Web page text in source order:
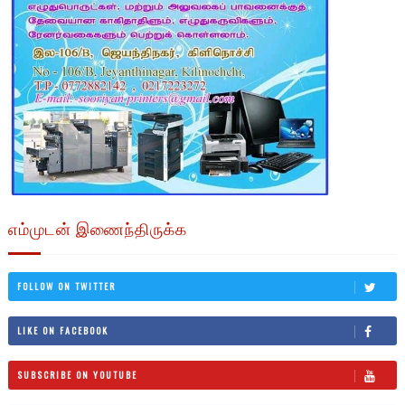
எம்முடன் இணைந்திருக்க
FOLLOW ON TWITTER
LIKE ON FACEBOOK
SUBSCRIBE ON YOUTUBE